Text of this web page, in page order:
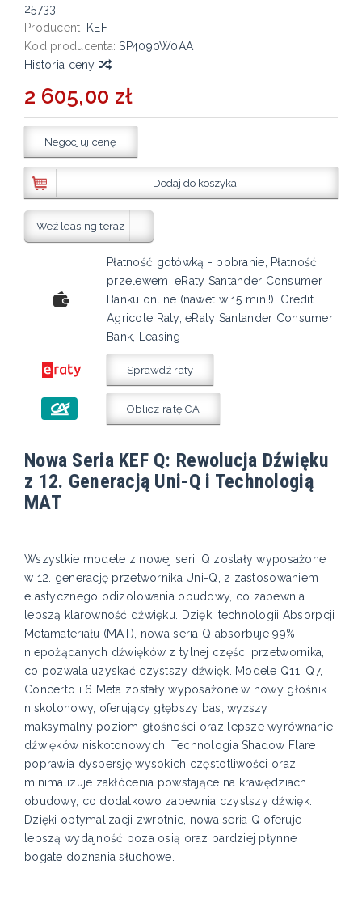
25733
Producent: KEF
Kod producenta: SP4090W0AA
Historia ceny
2 605,00 zł
Negocjuj cenę
Dodaj do koszyka
Weź leasing teraz
Płatność gotówką - pobranie, Płatność
przelewem, eRaty Santander Consumer
Banku online (nawet w 15 min.!), Credit
Agricole Raty, eRaty Santander Consumer
Bank, Leasing
Sprawdź raty
Oblicz ratę CA
Nowa Seria KEF Q: Rewolucja Dźwięku
z 12. Generacją Uni-Q i Technologią
MAT
Wszystkie modele z nowej serii Q zostały wyposażone
w 12. generację przetwornika Uni-Q, z zastosowaniem
elastycznego odizolowania obudowy, co zapewnia
lepszą klarowność dźwięku. Dzięki technologii Absorpcji
Metamateriału (MAT), nowa seria Q absorbuje 99%
niepożądanych dźwięków z tylnej części przetwornika,
co pozwala uzyskać czystszy dźwięk. Modele Q11, Q7,
Concerto i 6 Meta zostały wyposażone w nowy głośnik
niskotonowy, oferujący głębszy bas, wyższy
maksymalny poziom głośności oraz lepsze wyrównanie
dźwięków niskotonowych. Technologia Shadow Flare
poprawia dyspersję wysokich częstotliwości oraz
minimalizuje zakłócenia powstające na krawędziach
obudowy, co dodatkowo zapewnia czystszy dźwięk.
Dzięki optymalizacji zwrotnic, nowa seria Q oferuje
lepszą wydajność poza osią oraz bardziej płynne i
bogate doznania słuchowe.